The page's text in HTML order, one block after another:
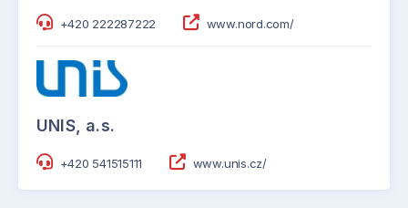
+420 222287222 www.nord.com/
UNIS, a.s.
+420 541515111 www.unis.cz/